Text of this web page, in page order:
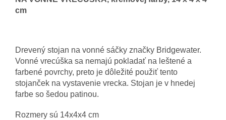
cm
Drevený stojan na vonné sáčky značky Bridgewater.
Vonné vrecúška sa nemajú pokladať na leštené a
farbené povrchy, preto je dôležité použiť tento
stojanček na vystavenie vrecka. Stojan je v hnedej
farbe so šedou patinou.
Rozmery sú 14x4x4 cm